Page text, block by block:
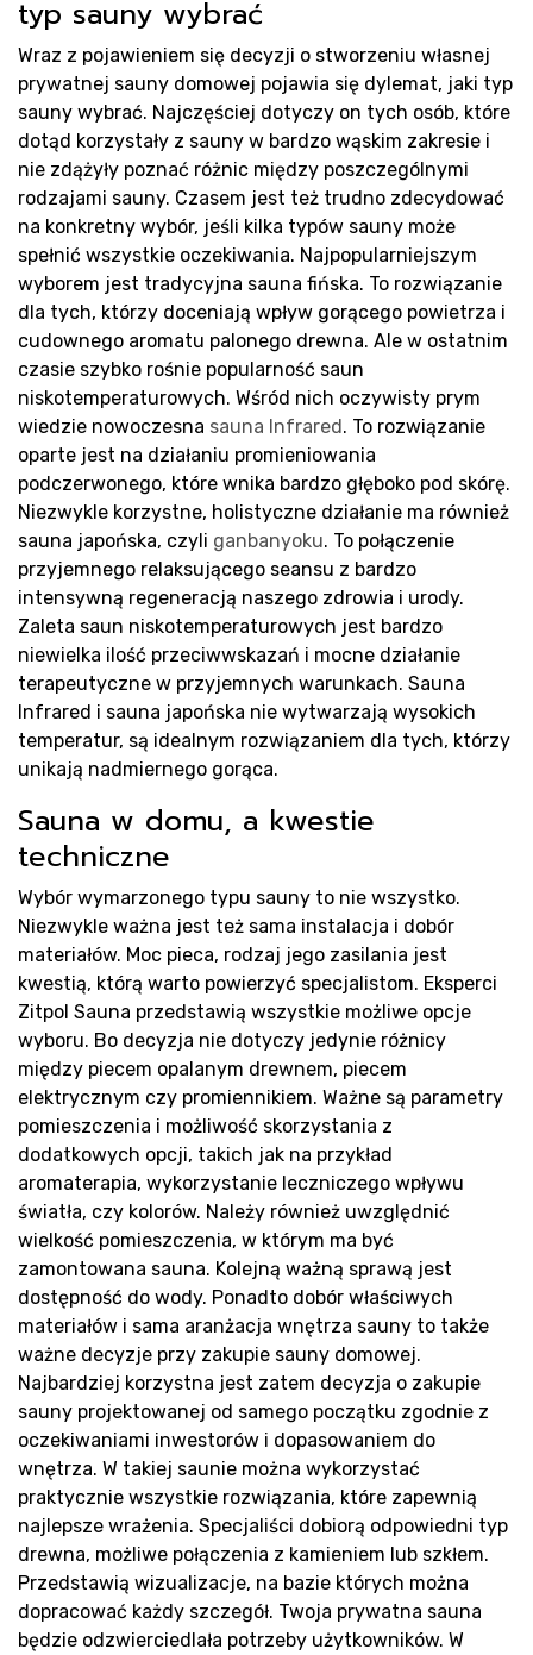
typ sauny wybrać
Wraz z pojawieniem się decyzji o stworzeniu własnej
prywatnej sauny domowej pojawia się dylemat, jaki typ
sauny wybrać. Najczęściej dotyczy on tych osób, które
dotąd korzystały z sauny w bardzo wąskim zakresie i
nie zdążyły poznać różnic między poszczególnymi
rodzajami sauny. Czasem jest też trudno zdecydować
na konkretny wybór, jeśli kilka typów sauny może
spełnić wszystkie oczekiwania. Najpopularniejszym
wyborem jest tradycyjna sauna fińska. To rozwiązanie
dla tych, którzy doceniają wpływ gorącego powietrza i
cudownego aromatu palonego drewna. Ale w ostatnim
czasie szybko rośnie popularność saun
niskotemperaturowych. Wśród nich oczywisty prym
wiedzie nowoczesna sauna Infrared. To rozwiązanie
oparte jest na działaniu promieniowania
podczerwonego, które wnika bardzo głęboko pod skórę.
Niezwykle korzystne, holistyczne działanie ma również
sauna japońska, czyli ganbanyoku. To połączenie
przyjemnego relaksującego seansu z bardzo
intensywną regeneracją naszego zdrowia i urody.
Zaleta saun niskotemperaturowych jest bardzo
niewielka ilość przeciwwskazań i mocne działanie
terapeutyczne w przyjemnych warunkach. Sauna
Infrared i sauna japońska nie wytwarzają wysokich
temperatur, są idealnym rozwiązaniem dla tych, którzy
unikają nadmiernego gorąca.
Sauna w domu, a kwestie
techniczne
Wybór wymarzonego typu sauny to nie wszystko.
Niezwykle ważna jest też sama instalacja i dobór
materiałów. Moc pieca, rodzaj jego zasilania jest
kwestią, którą warto powierzyć specjalistom. Eksperci
Zitpol Sauna przedstawią wszystkie możliwe opcje
wyboru. Bo decyzja nie dotyczy jedynie różnicy
między piecem opalanym drewnem, piecem
elektrycznym czy promiennikiem. Ważne są parametry
pomieszczenia i możliwość skorzystania z
dodatkowych opcji, takich jak na przykład
aromaterapia, wykorzystanie leczniczego wpływu
światła, czy kolorów. Należy również uwzględnić
wielkość pomieszczenia, w którym ma być
zamontowana sauna. Kolejną ważną sprawą jest
dostępność do wody. Ponadto dobór właściwych
materiałów i sama aranżacja wnętrza sauny to także
ważne decyzje przy zakupie sauny domowej.
Najbardziej korzystna jest zatem decyzja o zakupie
sauny projektowanej od samego początku zgodnie z
oczekiwaniami inwestorów i dopasowaniem do
wnętrza. W takiej saunie można wykorzystać
praktycznie wszystkie rozwiązania, które zapewnią
najlepsze wrażenia. Specjaliści dobiorą odpowiedni typ
drewna, możliwe połączenia z kamieniem lub szkłem.
Przedstawią wizualizacje, na bazie których można
dopracować każdy szczegół. Twoja prywatna sauna
będzie odzwierciedlała potrzeby użytkowników. W